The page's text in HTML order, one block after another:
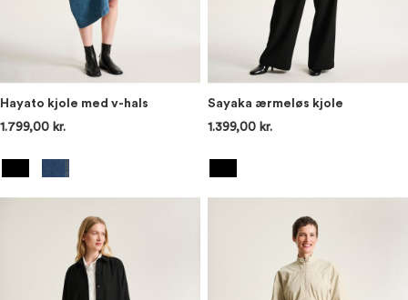
Hayato kjole med v-hals
1.799,00 kr.
Sayaka ærmeløs kjole
1.399,00 kr.